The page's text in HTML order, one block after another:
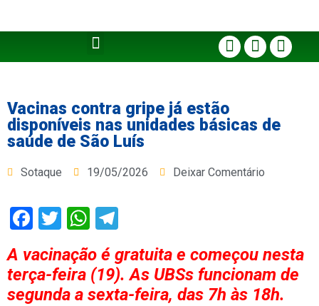
Vacinas contra gripe já estão
disponíveis nas unidades básicas de
saúde de São Luís
Sotaque 19/05/2026 Deixar Comentário
Facebook
TwitterWhatsApp
A vacinação é gratuita e começou nesta
terça-feira (19). As UBSs funcionam de
segunda a sexta-feira, das 7h às 18h.